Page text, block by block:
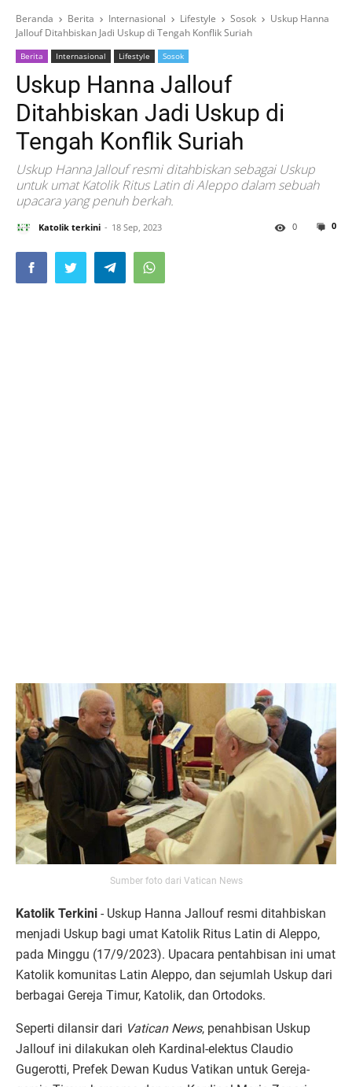
Beranda Berita Internasional Lifestyle Sosok
Uskup Hanna
Jallouf Ditahbiskan Jadi Uskup di Tengah Konflik Suriah
Berita Internasional Lifestyle Sosok
Uskup Hanna Jallouf
Ditahbiskan Jadi Uskup di
Tengah Konflik Suriah
Uskup Hanna Jallouf resmi ditahbiskan sebagai Uskup
untuk umat Katolik Ritus Latin di Aleppo dalam sebuah
upacara yang penuh berkah.
Katolik terkini 18 Sep, 2023 0
0
Sumber foto dari Vatican News
Katolik Terkini - Uskup Hanna Jallouf resmi ditahbiskan
menjadi Uskup bagi umat Katolik Ritus Latin di Aleppo,
pada Minggu (17/9/2023). Upacara pentahbisan ini umat
Katolik komunitas Latin Aleppo, dan sejumlah Uskup dari
berbagai Gereja Timur, Katolik, dan Ortodoks.
Seperti dilansir dari Vatican News, penahbisan Uskup
Jallouf ini dilakukan oleh Kardinal-elektus Claudio
Gugerotti, Prefek Dewan Kudus Vatikan untuk Gereja-